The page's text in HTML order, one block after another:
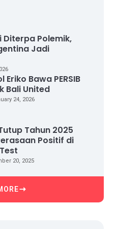
Diterpa Polemik,
Jadi
Eriko Bawa PERSIB
Bali United
24, 2026
Tahun 2025
Positif di
20, 2025